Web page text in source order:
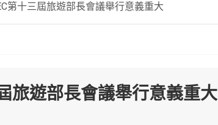
第十三屆旅遊部長會議舉行意義重大
旅遊部長會議舉行意義重大